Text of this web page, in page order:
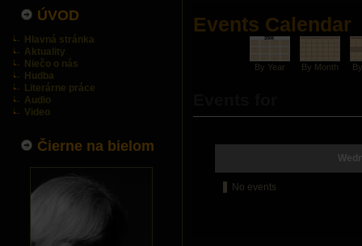
ÚVOD
Hlavná stránka
Aktuality
Niečo o nás
Hudba
Literárne práce
Audio
Video
Čierne na bielom
Events Calendar
By Year By Month
No events